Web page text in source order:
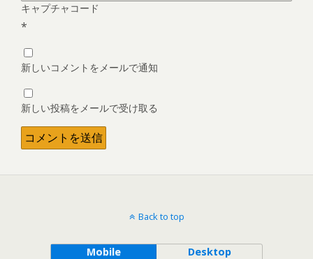
キャプチャコード
*
新しいコメントをメールで通知
新しい投稿をメールで受け取る
Back to top
Mobile Desktop